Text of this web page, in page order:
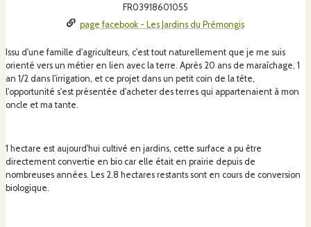
FR03918601055
page facebook - Les Jardins du Prémongis
Issu d'une famille d'agriculteurs, c'est tout naturellement que je me suis
orienté vers un métier en lien avec la terre. Après 20 ans de maraîchage, 1
an 1/2 dans l'irrigation, et ce projet dans un petit coin de la tête,
l'opportunité s'est présentée d'acheter des terres qui appartenaient à mon
oncle et ma tante.
1 hectare est aujourd'hui cultivé en jardins, cette surface a pu être
directement convertie en bio car elle était en prairie depuis de
nombreuses années. Les 2.8 hectares restants sont en cours de conversion
biologique.